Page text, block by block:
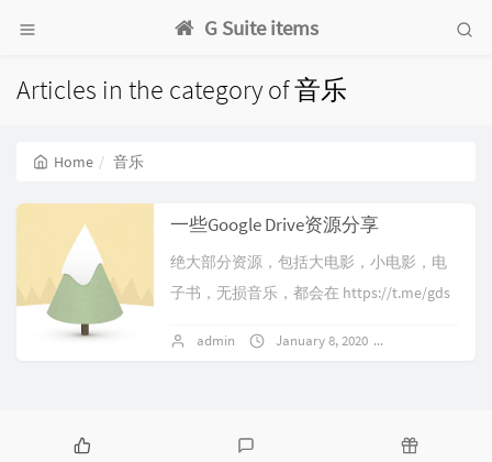
G Suite items
Articles in the category of 音乐
Home 音乐
一些Google Drive资源分享
绝大部分资源，包括大电影，小电影，电
子书，无损音乐，都会在 https://t.me/gds
admin January 8, 2020